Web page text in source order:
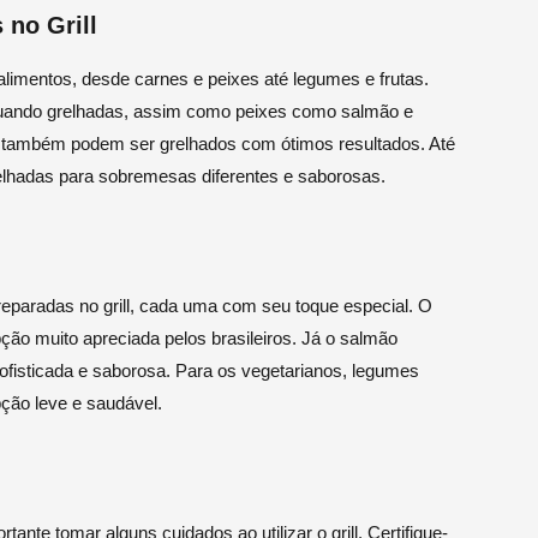
Grill
desde carnes e peixes até legumes e frutas.
grelhadas, assim como peixes como salmão e
podem ser grelhados com ótimos resultados. Até
para sobremesas diferentes e saborosas.
no grill, cada uma com seu toque especial. O
muito apreciada pelos brasileiros. Já o salmão
e saborosa. Para os vegetarianos, legumes
leve e saudável.
tomar alguns cuidados ao utilizar o grill. Certifique-